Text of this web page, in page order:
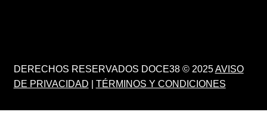
DERECHOS RESERVADOS DOCE38 © 2025AVISO
DE PRIVACIDAD
TÉRMINOS Y CONDICIONES